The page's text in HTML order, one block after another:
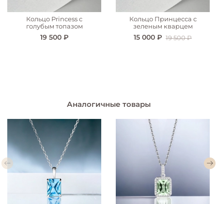
Кольцо Princess с
голубым топазом
19 500 ₽
Кольцо Принцесса с
зеленым кварцем
15 000 ₽ 19 500 ₽
Аналогичные товары